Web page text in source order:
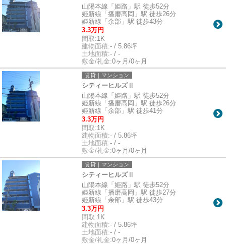
山陽本線「姫路」駅 徒歩52分
姫新線「播磨高岡」駅 徒歩26分
姫新線「余部」駅 徒歩43分
3.3万円
間取:1K
建物面積:- / 5.86坪
土地面積:- / -
敷金/礼金:0ヶ月/0ヶ月
賃貸｜マンション
シティーヒルズⅡ
山陽本線「姫路」駅 徒歩52分
姫新線「播磨高岡」駅 徒歩26分
姫新線「余部」駅 徒歩41分
3.3万円
間取:1K
建物面積:- / 5.86坪
土地面積:- / -
敷金/礼金:0ヶ月/0ヶ月
賃貸｜マンション
シティーヒルズⅡ
山陽本線「姫路」駅 徒歩52分
姫新線「播磨高岡」駅 徒歩27分
姫新線「余部」駅 徒歩43分
3.3万円
間取:1K
建物面積:- / 5.86坪
土地面積:- / -
敷金/礼金:0ヶ月/0ヶ月